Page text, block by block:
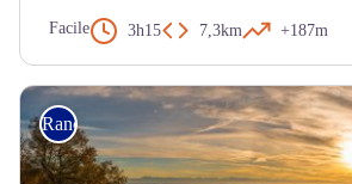
Facile 3h15 7,3km +187m
Randonnée